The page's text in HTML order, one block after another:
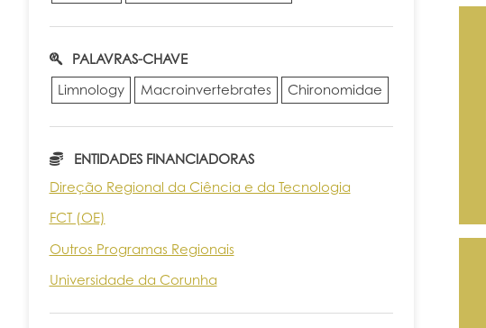
PALAVRAS-CHAVE
Limnology
Macroinvertebrates Chironomidae
ENTIDADES FINANCIADORAS
Direção Regional da Ciência e da Tecnologia
FCT (OE)
Outros Programas Regionais
Universidade da Corunha